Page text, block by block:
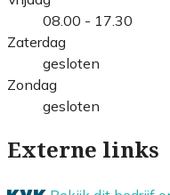
08.00 - 17.30
Zaterdag
gesloten
Zondag
gesloten
Externe links